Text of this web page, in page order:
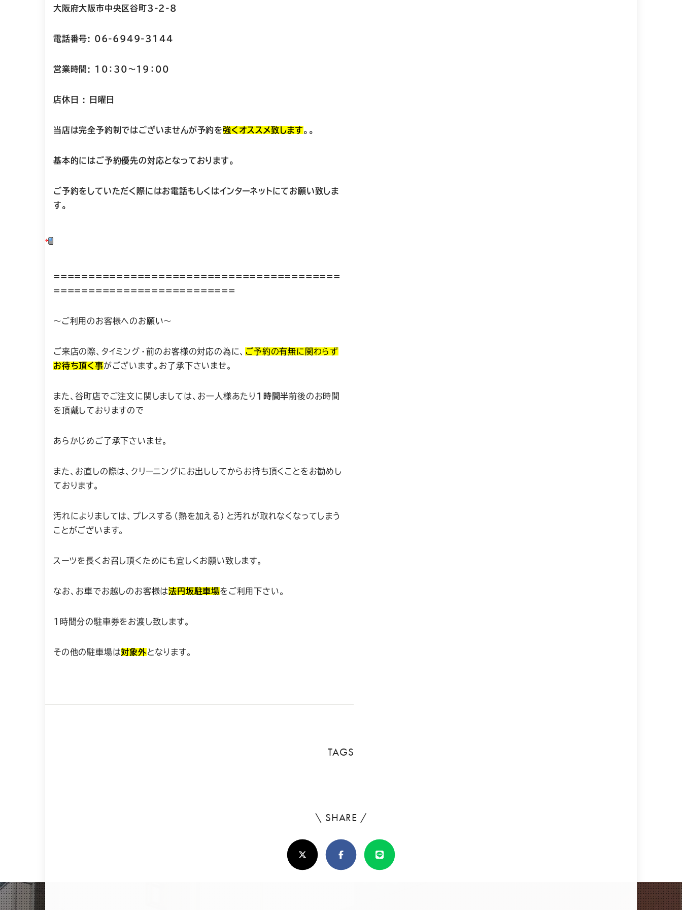
大阪府大阪市中央区谷町3-2-8
電話番号: 06-6949-3144
営業時間: 10：30～19：00
店休日 : 日曜日
当店は完全予約制ではございませんが予約を強くオススメ致します。。
基本的にはご予約優先の対応となっております。
ご予約をしていただく際にはお電話もしくはインターネットにてお願い致しま
す。
=========================================
==========================
～ご利用のお客様へのお願い～
ご来店の際、タイミング・前のお客様の対応の為に、 ご予約の有無に関わらず
お待ち頂く事がございます。お了承下さいませ。
また、谷町店でご注文に関しましては、お一人様あたり 1時間半前後のお時間
を頂戴しておりますので
あらかじめご了承下さいませ。
また、お直しの際は、クリーニングにお出ししてからお持ち頂くことをお勧めし
ております。
汚れによりましては、プレスする（熱を加える）と汚れが取れなくなってしまう
ことがございます。
スーツを長くお召し頂くためにも宜しくお願い致します。
なお、お車でお越しのお客様は法円坂駐車場をご利用下さい。
1時間分の駐車券をお渡し致します。
その他の駐車場は対象外となります。
TAGS
\ SHARE /
ろ
し
け
X(Twitter)FacebookLine